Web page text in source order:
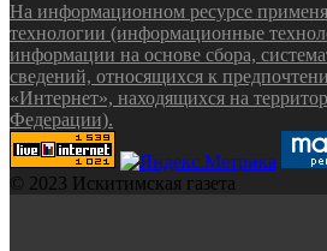
На информационном ресурсе
технологии (информационные
информации на основе сбора,
сведений, относящихся к
«Интернет», находящихся на
Федерации).
© 2023 Искитимская газета